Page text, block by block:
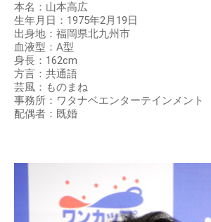
本名：山本高広
生年月日：1975年2月19日
出身地：福岡県北九州市
血液型：A型
身長：162cm
方言：共通語
芸風：ものまね
事務所：ワタナベエンターテインメント
配偶者：既婚